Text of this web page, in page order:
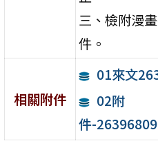
三、檢附漫
件。
相關附件
01來文
02附
件-